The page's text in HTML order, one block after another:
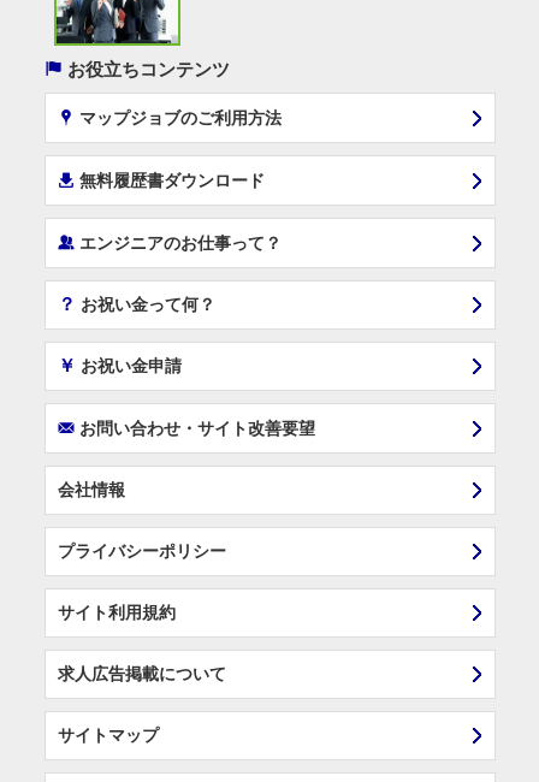
( お役立ちコンテンツ
x マップジョブのご利用方法
í 無料履歴書ダウンロード
‰エンジニアのお仕事って？
？ お祝い金って何？
￥ お祝い金申請
Fお問い合わせ・サイト改善要望
会社情報
プライバシーポリシー
サイト利用規約
求人広告掲載について
サイトマップ